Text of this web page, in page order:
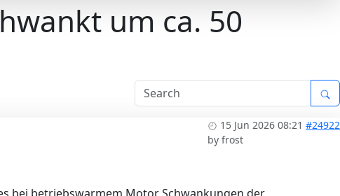
um ca. 50
15 Jun 2026 08:21 #24922
by frost